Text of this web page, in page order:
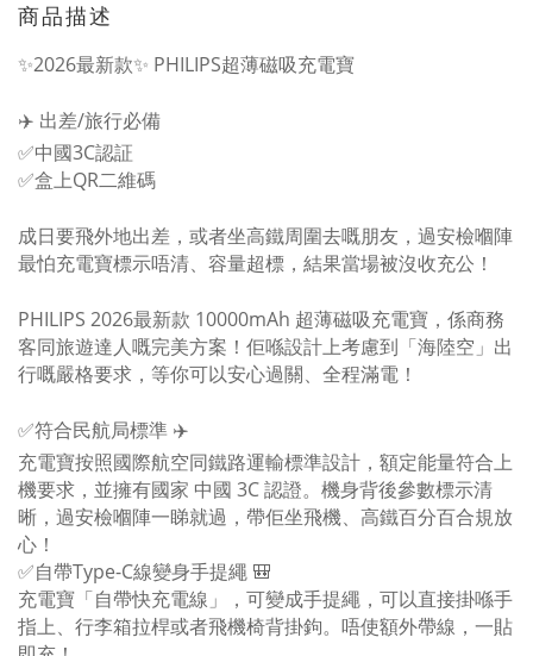
商品描述
✨2026最新款✨ PHILIPS超薄磁吸充電寶
✈️ 出差/旅行必備
✅中國3C認証
✅盒上QR二維碼
成日要飛外地出差，或者坐高鐵周圍去嘅朋友，過安檢嗰陣
最怕充電寶標示唔清、容量超標，結果當場被沒收充公！
PHILIPS 2026最新款 10000mAh 超薄磁吸充電寶，係商務
客同旅遊達人嘅完美方案！佢喺設計上考慮到「海陸空」出
行嘅嚴格要求，等你可以安心過關、全程滿電！
✅符合民航局標準 ✈️
充電寶按照國際航空同鐵路運輸標準設計，額定能量符合上
機要求，並擁有國家 中國 3C 認證。機身背後參數標示清
晰，過安檢嗰陣一睇就過，帶佢坐飛機、高鐵百分百合規放
心！
✅自帶Type-C線變身手提繩 🎒
充電寶「自帶快充電線」，可變成手提繩，可以直接掛喺手
指上、行李箱拉桿或者飛機椅背掛鉤。唔使額外帶線，一貼